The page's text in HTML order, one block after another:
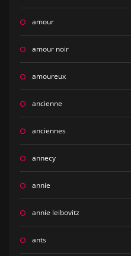
amour
amour noir
amoureux
ancienne
anciennes
annecy
annie
annie leibovitz
ants